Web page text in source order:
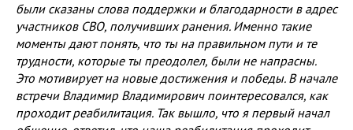
были сказаны слова поддержки и благодарности в адрес
участников СВО, получивших ранения. Именно такие
моменты дают понять, что ты на правильном пути и те
трудности, которые ты преодолел, были не напрасны.
Это мотивирует на новые достижения и победы. В начале
встречи Владимир Владимирович поинтересовался, как
проходит реабилитация. Так вышло, что я первый начал